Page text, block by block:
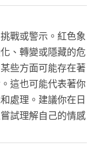
戰或警示。紅色象
、轉變或隱藏的危
些方面可能存在著
這也可能代表著你
處理。建議你在日
試理解自己的情感